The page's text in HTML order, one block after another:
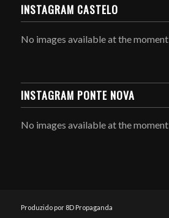
INSTAGRAM CASTELO
No images available at the moment
INSTAGRAM PONTE NOVA
No images available at the moment
Produzido por 8D Propaganda